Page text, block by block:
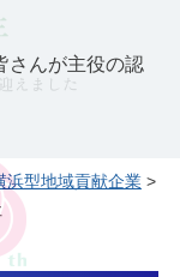
さんが主役の認
浜型地域貢献企業>